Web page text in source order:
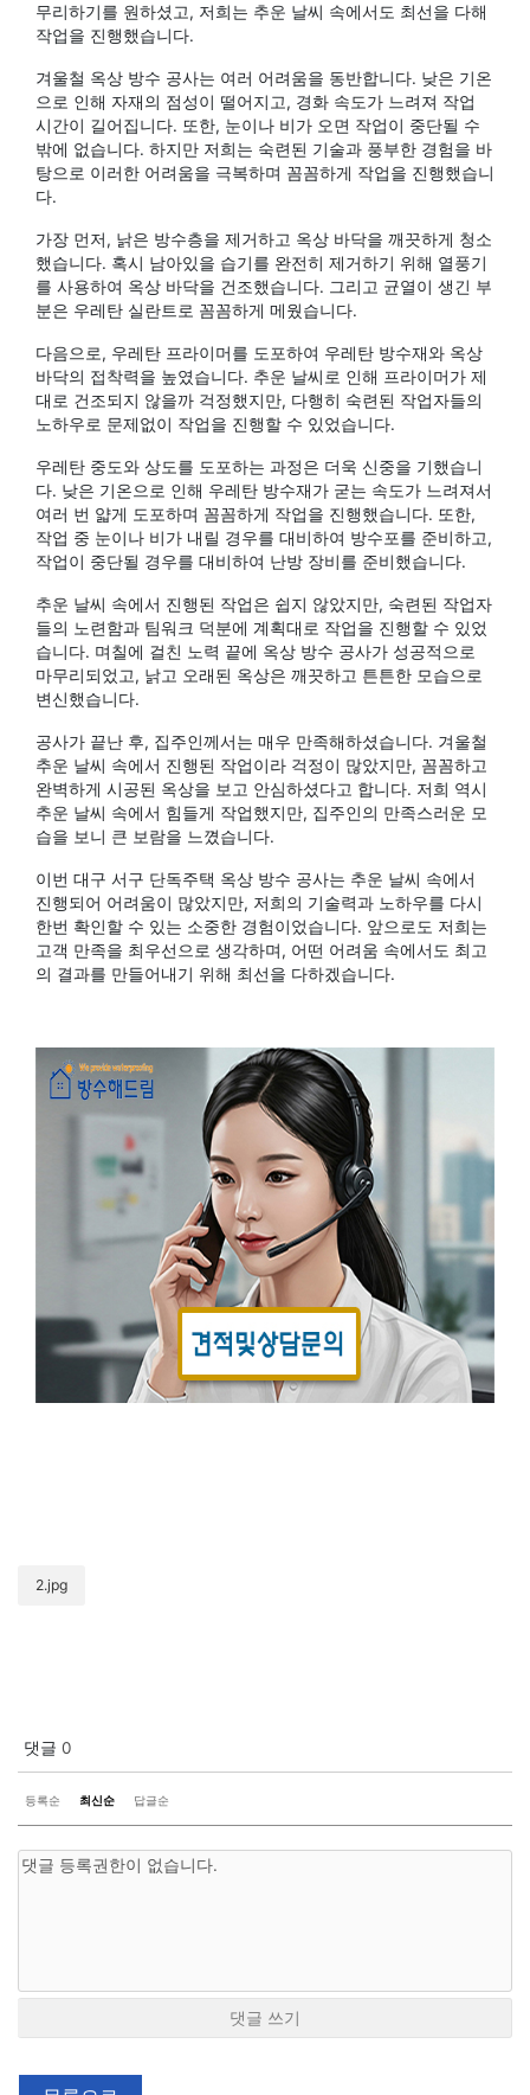
무리하기를 원하셨고, 저희는 추운 날씨 속에서도 최선을 다해
작업을 진행했습니다.
겨울철 옥상 방수 공사는 여러 어려움을 동반합니다. 낮은 기온
으로 인해 자재의 점성이 떨어지고, 경화 속도가 느려져 작업
시간이 길어집니다. 또한, 눈이나 비가 오면 작업이 중단될 수
밖에 없습니다. 하지만 저희는 숙련된 기술과 풍부한 경험을 바
탕으로 이러한 어려움을 극복하며 꼼꼼하게 작업을 진행했습니
다.
가장 먼저, 낡은 방수층을 제거하고 옥상 바닥을 깨끗하게 청소
했습니다. 혹시 남아있을 습기를 완전히 제거하기 위해 열풍기
를 사용하여 옥상 바닥을 건조했습니다. 그리고 균열이 생긴 부
분은 우레탄 실란트로 꼼꼼하게 메웠습니다.
다음으로, 우레탄 프라이머를 도포하여 우레탄 방수재와 옥상
바닥의 접착력을 높였습니다. 추운 날씨로 인해 프라이머가 제
대로 건조되지 않을까 걱정했지만, 다행히 숙련된 작업자들의
노하우로 문제없이 작업을 진행할 수 있었습니다.
우레탄 중도와 상도를 도포하는 과정은 더욱 신중을 기했습니
다. 낮은 기온으로 인해 우레탄 방수재가 굳는 속도가 느려져서
여러 번 얇게 도포하며 꼼꼼하게 작업을 진행했습니다. 또한,
작업 중 눈이나 비가 내릴 경우를 대비하여 방수포를 준비하고,
작업이 중단될 경우를 대비하여 난방 장비를 준비했습니다.
추운 날씨 속에서 진행된 작업은 쉽지 않았지만, 숙련된 작업자
들의 노련함과 팀워크 덕분에 계획대로 작업을 진행할 수 있었
습니다. 며칠에 걸친 노력 끝에 옥상 방수 공사가 성공적으로
마무리되었고, 낡고 오래된 옥상은 깨끗하고 튼튼한 모습으로
변신했습니다.
공사가 끝난 후, 집주인께서는 매우 만족해하셨습니다. 겨울철
추운 날씨 속에서 진행된 작업이라 걱정이 많았지만, 꼼꼼하고
완벽하게 시공된 옥상을 보고 안심하셨다고 합니다. 저희 역시
추운 날씨 속에서 힘들게 작업했지만, 집주인의 만족스러운 모
습을 보니 큰 보람을 느꼈습니다.
이번 대구 서구 단독주택 옥상 방수 공사는 추운 날씨 속에서
진행되어 어려움이 많았지만, 저희의 기술력과 노하우를 다시
한번 확인할 수 있는 소중한 경험이었습니다. 앞으로도 저희는
고객 만족을 최우선으로 생각하며, 어떤 어려움 속에서도 최고
의 결과를 만들어내기 위해 최선을 다하겠습니다.
2.jpg
댓글 0
등록순 최신순 답글순
댓글 쓰기